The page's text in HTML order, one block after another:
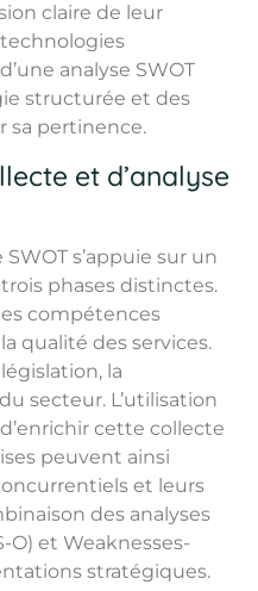
claire de leur
analyse SWOT
structurée et des
sa pertinence.
et d’analyse
s’appuie sur un
phases distinctes.
compétences
qualité des services.
la
secteur. L’utilisation
cette collecte
peuvent ainsi
et leurs
des analyses
et Weaknesses-
stratégiques.